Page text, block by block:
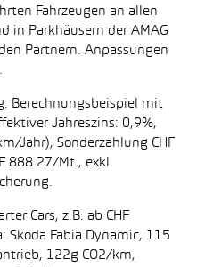
Fahrzeugen an allen
in Parkhäusern der AMAG
Partnern. Anpassungen
Berechnungsbeispiel mit
Jahreszins: 0,9%,
Jahr), Sonderzahlung CHF
888.27/Mt., exkl.
Cars, z.B. ab CHF
Skoda Fabia Dynamic, 115
122g CO2/km,